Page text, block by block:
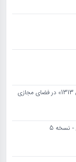
هشدار؛ مراقب «سکه ضرب تقلبی 5 ریال 1313» در فضای مجازی
نسخه 5